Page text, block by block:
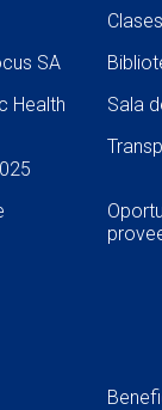
SA
Health
Sala